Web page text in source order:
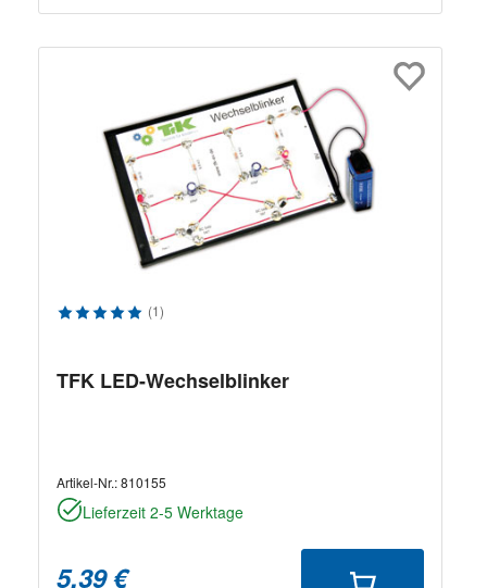
Durchschnittliche Bewertung von 5 von 5 Sternen
(1)
TFK LED-Wechselblinker
Artikel-Nr.:810155
Lieferzeit 2-5 Werktage
5,39 €